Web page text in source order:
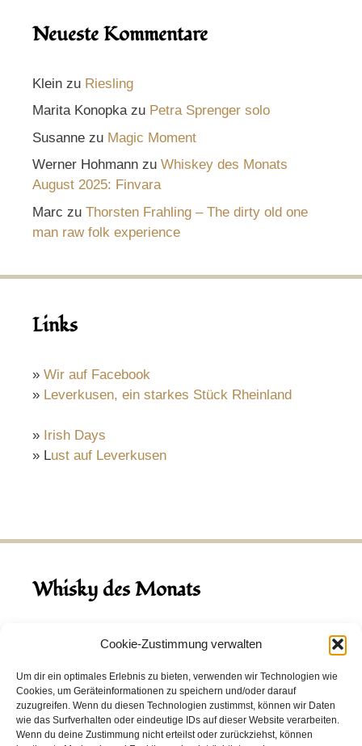
Cookie-Zustimmung verwalten
Um dir ein optimales Erlebnis zu bieten, verwenden wir Technologien wie
Cookies, um Geräteinformationen zu speichern und/oder darauf
zuzugreifen. Wenn du diesen Technologien zustimmst, können wir Daten
wie das Surfverhalten oder eindeutige IDs auf dieser Website verarbeiten.
Wenn du deine Zustimmung nicht erteilst oder zurückziehst, können
Neueste Kommentare
Klein zu Riesling
Marita Konopkazu Petra Sprenger solo
Susanne zu Magic Moment
Werner Hohmann zu Whiskey des Monats
August 2025: Finvara
Marc zu Thorsten Frahling – The dirty old one
man raw folk experience
Links
» Wir auf Facebook
» Leverkusen, ein starkes Stück Rheinland
» Irish Days
» Lust auf Leverkusen
Whisky des Monats
August 2026
Hinch Double Wood
Destillerie:Hinch(Irland)
Single Malt, 43.0%
Peated: Nein